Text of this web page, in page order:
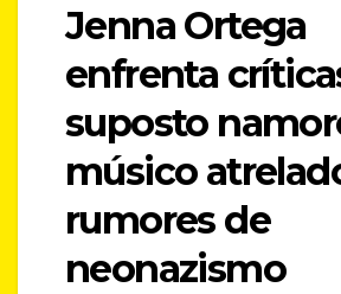
Jenna Ortega
enfrenta
suposto
músico
rumores de
neonazismo